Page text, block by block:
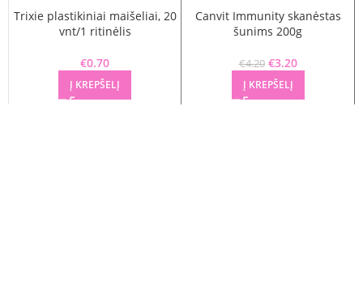
Trixie plastikiniai maišeliai, 20
vnt/1 ritinėlis
€0.70
Į KREPŠELĮ
Canvit Immunity skanėstas
šunims 200g
€4.20
Original price
was: €4.20.
€3.20
Į KREPŠELĮ